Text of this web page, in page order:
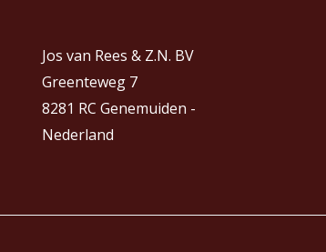
Jos van Rees & Z.N. BV
Greenteweg 7
8281 RC Genemuiden -
Nederland